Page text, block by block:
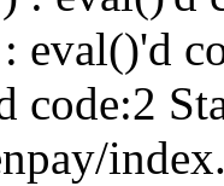
eval()'d
code:2